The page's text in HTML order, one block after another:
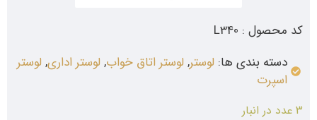
کد محصول : L340
دسته بندی ها: لوستر, لوستر اتاق خواب, لوستر اداری, لوستر
اسپرت
3 عدد در انبار